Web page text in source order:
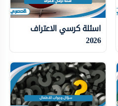
اسئلة كرسي الاعتراف
2026